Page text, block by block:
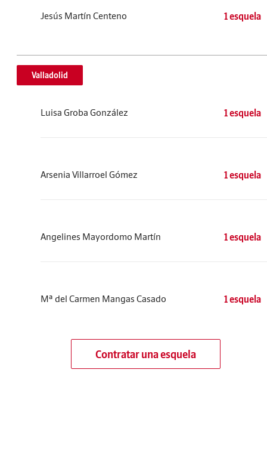
Jesús Martín Centeno 1 esquela
Valladolid
Luisa Groba González 1 esquela
Arsenia Villarroel Gómez 1 esquela
Angelines Mayordomo Martín 1 esquela
Mª del Carmen Mangas Casado 1 esquela
Contratar una esquela